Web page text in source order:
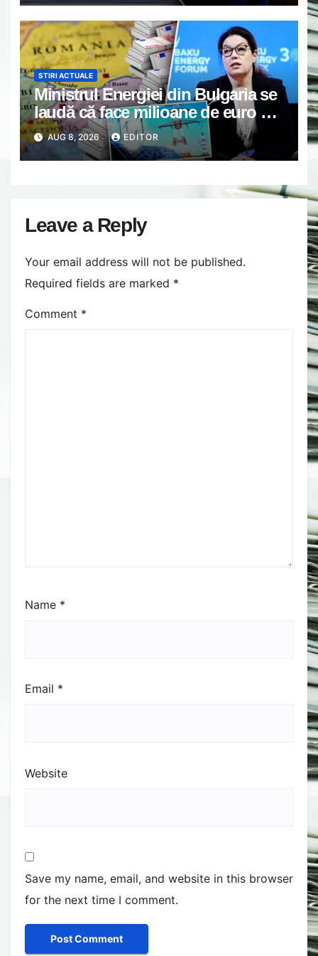
„Pentru că a dat afară translatorii”
STIRI ACTUALE
Ministrul Energiei din Bulgaria se
laudă că face milioane de euro pe
spatele crizei energetice din
România. Gândul a documentat
cazul
AUG 8, 2026 EDITOR
Leave a Reply
Your email address will not be published.
Required fields are marked *
Comment *
Name *
Email *
Website
Save my name, email, and website in this browser
for the next time I comment.